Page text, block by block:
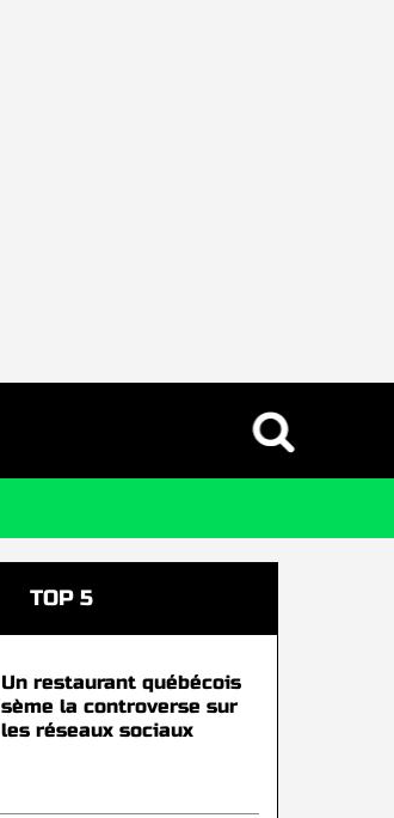
TOP 5
Un restaurant québécois
sème la controverse sur
les réseaux sociaux